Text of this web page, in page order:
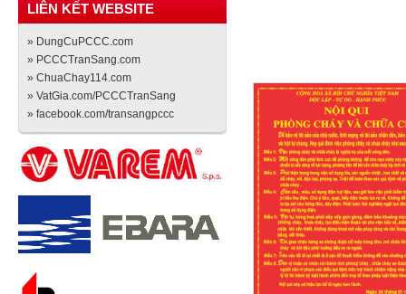
LIÊN KẾT WEBSITE
» DungCuPCCC.com
» PCCCTranSang.com
» ChuaChay114.com
» VatGia.com/PCCCTranSang
» facebook.com/transangpccc